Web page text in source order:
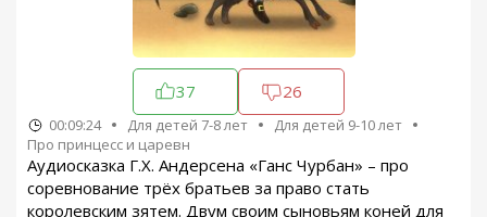
37 26
00:09:24 Для детей 7-8 лет
Для детей 9-10 лет
Про принцесс и царевн
Аудиосказка Г.Х. Андерсена «Ганс Чурбан» – про
соревнование трёх братьев за право стать
королевским зятем. Двум своим сыновьям коней для